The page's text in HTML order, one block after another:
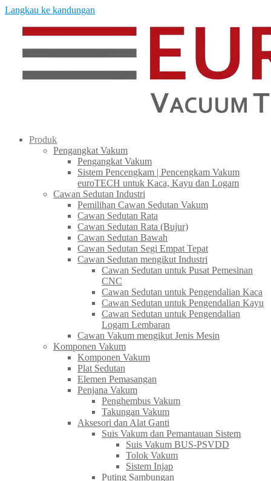
Langkau ke kandungan
Produk
Pengangkat Vakum
Pengangkat Vakum
Sistem Pencengkam | Pencengkam Vakum
euroTECH untuk Kaca, Kayu dan Logam
Cawan Sedutan Industri
Pemilihan Cawan Sedutan Vakum
Cawan Sedutan Rata
Cawan Sedutan Rata (Bujur)
Cawan Sedutan Bawah
Cawan Sedutan Segi Empat Tepat
Cawan Sedutan mengikut Industri
Cawan Sedutan untuk Pusat Pemesinan
CNC
Cawan Sedutan untuk Pengendalian Kaca​
Cawan Sedutan untuk Pengendalian Kayu
Cawan Sedutan untuk Pengendalian
Logam Lembaran
Cawan Vakum mengikut Jenis Mesin
Komponen Vakum
Komponen Vakum
Plat Sedutan
Elemen Pemasangan
Penjana Vakum
Penghembus Vakum
Takungan Vakum
Aksesori dan Alat Ganti
Suis Vakum dan Pemantauan Sistem
Suis Vakum BUS-PSVDD
Tolok Vakum
Sistem Injap
Puting Sambungan